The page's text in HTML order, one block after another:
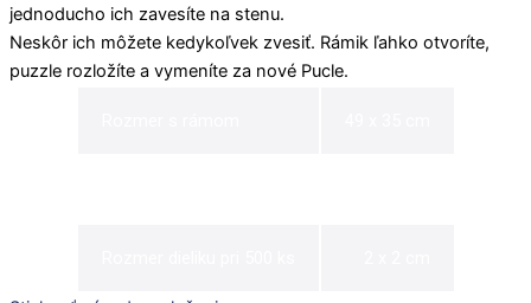
jednoducho ich zavesíte na stenu.
Neskôr ich môžete kedykoľvek zvesiť. Rámik ľahko otvoríte,
puzzle rozložíte a vymeníte za nové Pucle.